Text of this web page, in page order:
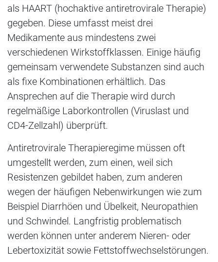
als HAART (hochaktive antiretrovirale Therapie)
gegeben. Diese umfasst meist drei
Medikamente aus mindestens zwei
verschiedenen Wirkstoffklassen. Einige häufig
gemeinsam verwendete Substanzen sind auch
als fixe Kombinationen erhältlich. Das
Ansprechen auf die Therapie wird durch
regelmäßige Laborkontrollen (Viruslast und
CD4-Zellzahl) überprüft.
Antiretrovirale Therapieregime müssen oft
umgestellt werden, zum einen, weil sich
Resistenzen gebildet haben, zum anderen
wegen der häufigen Nebenwirkungen wie zum
Beispiel Diarrhöen und Übelkeit, Neuropathien
und Schwindel. Langfristig problematisch
werden können unter anderem Nieren- oder
Lebertoxizität sowie Fettstoffwechselstörungen.